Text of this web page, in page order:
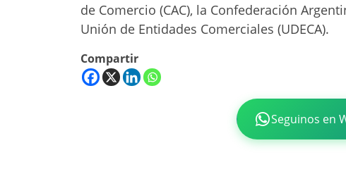
de Comercio (CAC), la Confederación
Unión de Entidades Comerciales (UDECA).
Compartir
Seguinos en